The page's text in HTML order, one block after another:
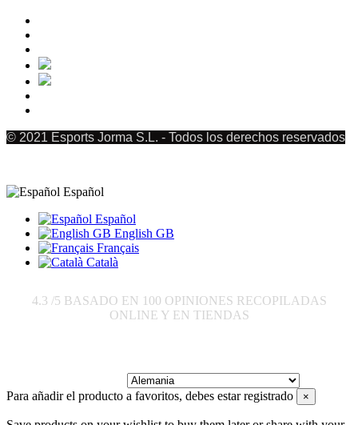
© 2021 Esports Jorma S.L. - Todos los derechos reservados
Español
Español
English GB
Français
Català
4.3 /5 BASADO EN 100 OPINIONES RECOPILADAS
ONLINE Y EN TIENDAS
Para añadir el producto a favoritos, debes estar registrado ×